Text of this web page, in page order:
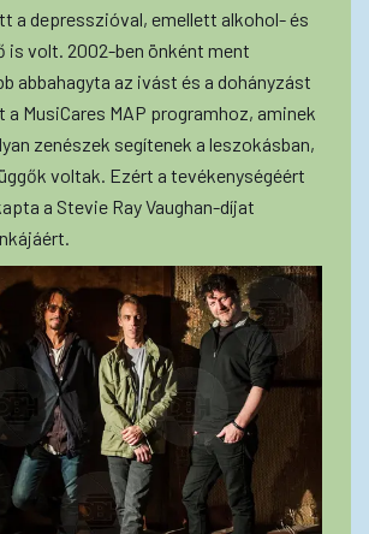
a depresszióval, emellett alkohol- és
is volt. 2002-ben önként ment
abbahagyta az ivást és a dohányzást
MusiCares MAP programhoz, aminek
zenészek segítenek a leszokásban,
voltak. Ezért a tevékenységéért
a Stevie Ray Vaughan-díjat